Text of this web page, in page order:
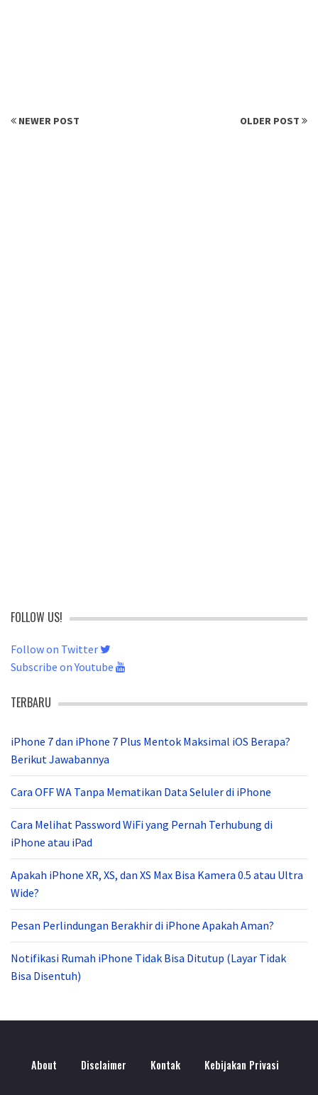
NEWER POST OLDER POST
FOLLOW US!
Follow on Twitter
Subscribe on Youtube
TERBARU
iPhone 7 dan iPhone 7 Plus Mentok Maksimal iOS Berapa?
Berikut Jawabannya
Cara OFF WA Tanpa Mematikan Data Seluler di iPhone
Cara Melihat Password WiFi yang Pernah Terhubung di
iPhone atau iPad
Apakah iPhone XR, XS, dan XS Max Bisa Kamera 0.5 atau Ultra
Wide?
Pesan Perlindungan Berakhir di iPhone Apakah Aman?
Notifikasi Rumah iPhone Tidak Bisa Ditutup (Layar Tidak
Bisa Disentuh)
About Disclaimer Kontak Kebijakan Privasi